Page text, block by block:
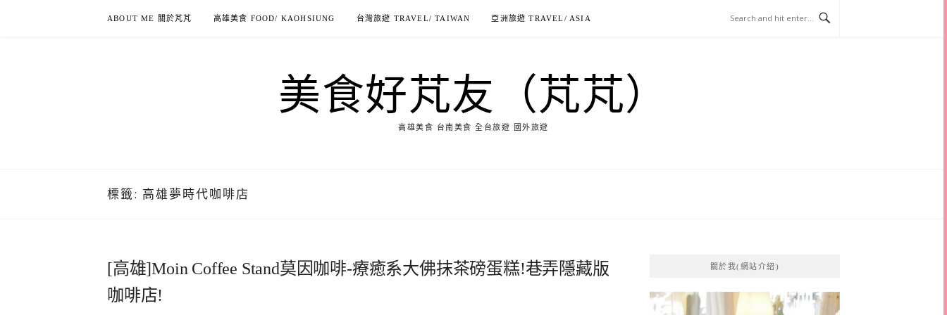
ABOUT ME 關於芃芃 高雄美食 FOOD/ KAOHSIUNG 台灣旅遊 TRAVEL/ TAIWAN 亞洲旅遊 TRAVEL/ ASIA
美食好芃友（芃芃）
高雄美食 台南美食 全台旅遊 國外旅遊
標籤: 高雄夢時代咖啡店
[高雄]Moin Coffee Stand莫因咖啡-療癒系大佛抹茶磅蛋糕!巷弄隱藏版
咖啡店!
關於我(網站介紹)